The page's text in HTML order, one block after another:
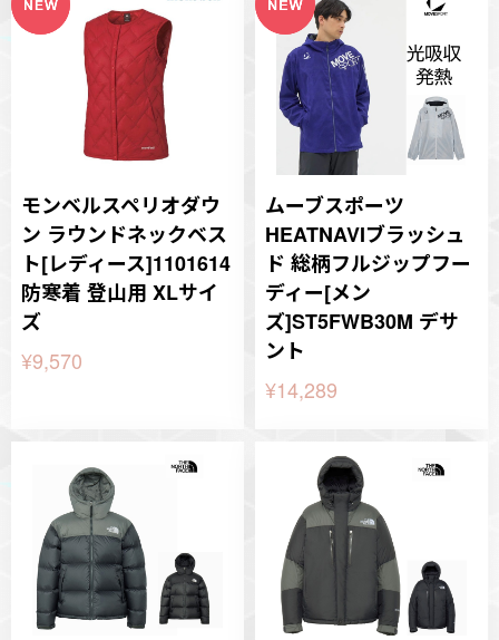
モンベルスペリオダウ
ン ラウンドネックベス
ト[レディース]1101614
防寒着 登山用 XLサイ
ズ
¥9,570
ムーブスポーツ
HEATNAVIブラッシュ
ド 総柄フルジップフー
ディー[メン
ズ]ST5FWB30M デサ
ント
¥14,289